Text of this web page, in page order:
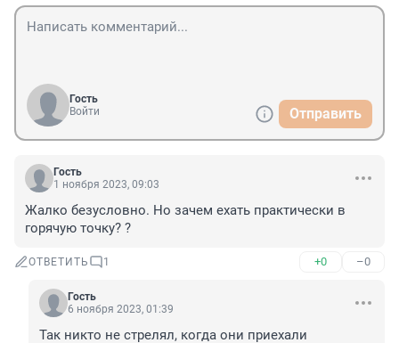
Гость
Войти
Отправить
Гость
1 ноября 2023, 09:03
Жалко безусловно. Но зачем ехать практически в
горячую точку? ?
ОТВЕТИТЬ 1 +0 –0
Гость
6 ноября 2023, 01:39
Так никто не стрелял, когда они приехали